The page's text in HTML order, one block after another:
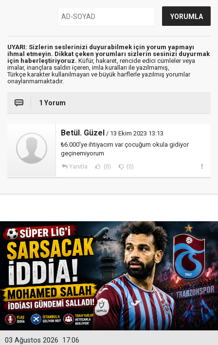
UYARI: Sizlerin seslerinizi duyurabilmek için yorum yapmayı
ihmal etmeyin. Dikkat çeken yorumları sizlerin sesinizi duyurmak
için haberleştiriyoruz. Küfür, hakaret, rencide edici cümleler veya
imalar, inançlara saldırı içeren, imla kuralları ile yazılmamış,
Türkçe karakter kullanılmayan ve büyük harflerle yazılmış yorumlar
onaylanmamaktadır.
1 Yorum
Betül. Güzel / 13 Ekim 2023 13:13
₺6.000'ye ihtiyacım var çocuğum okula gidiyor
geçinemiyorum
Yanıtla (0) (0)
17:06
03 Ağustos 2026